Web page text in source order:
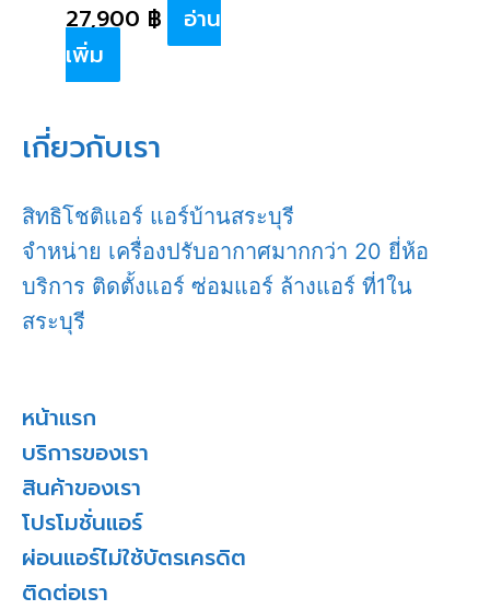
27,900 ฿
อ่าน
เพิ่ม
เกี่ยวกับเรา
สิทธิโชติแอร์ แอร์บ้านสระบุรี
จำหน่าย เครื่องปรับอากาศมากกว่า 20 ยี่ห้อ
บริการ ติดตั้งแอร์ ซ่อมแอร์ ล้างแอร์ ที่1ใน
สระบุรี
หน้าแรก
บริการของเรา
สินค้าของเรา
โปรโมชั่นแอร์
ผ่อนแอร์ไม่ใช้บัตรเครดิต
ติดต่อเรา